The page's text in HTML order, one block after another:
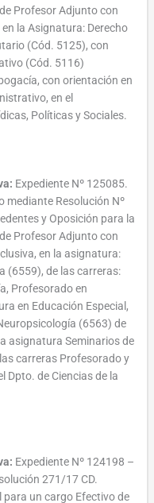
Profesor Adjunto con
la Asignatura: Derecho
(Cód. 5125), con
(Cód. 5116)
con orientación en
en el
Políticas y Sociales.
Expediente Nº 125085.
mediante Resolución Nº
y Oposición para la
Profesor Adjunto con
en la asignatura:
(6559), de las carreras:
Profesorado en
en Educación Especial,
(6563) de
asignatura Seminarios de
carreras Profesorado y
Dpto. de Ciencias de la
Expediente Nº 124198 –
271/17 CD.
un cargo Efectivo de